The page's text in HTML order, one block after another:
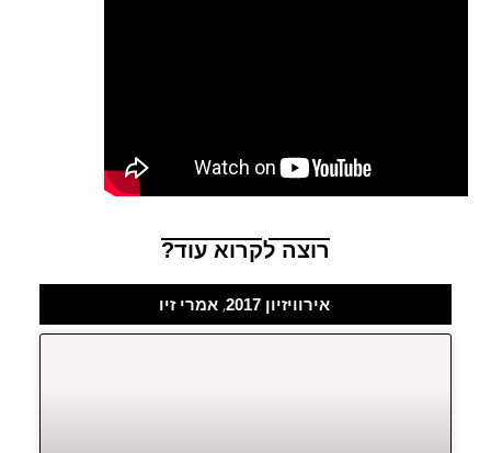
רוצה לקרוא עוד?
אירוויזיון 2017 , אמרי זיו